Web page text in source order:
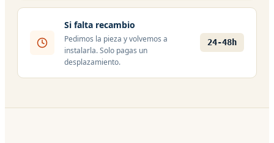
Si falta recambio
Pedimos la pieza y volvemos a
instalarla. Solo pagas un
desplazamiento.
24-48h